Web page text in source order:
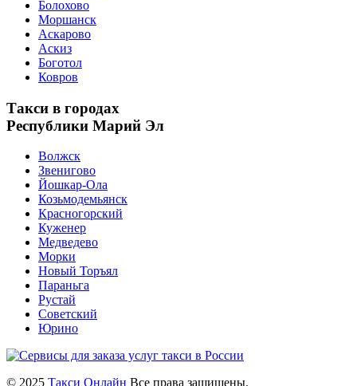
Болохово
Моршанск
Аскарово
Аскиз
Боготол
Ковров
Такси в городах
Республики Марий Эл
Волжск
Звенигово
Йошкар-Ола
Козьмодемьянск
Красногорский
Куженер
Медведево
Морки
Новый Торъял
Параньга
Рустай
Советский
Юрино
© 2025 Такси Онлайн Все права защищены.